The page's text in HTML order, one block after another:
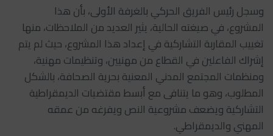
وسجل رئيس الفريق الحركي بالغرفة الأولى، بأن هذا
المشروع، في صيغته الحالية، يثير العديد من الملاحظات، منها
تغييب المقاربة التشاركية في إعداد هذا المشروع، حيث لم يتم
إشراك الفاعلين في القطاع من مهنيين، وتنظيمات مهنية،
ومنظمات المجتمع المدني المعنية بحرية الصحافة، بالشكل
المطلوب، وهو ما يتنافى مع أبسط مقتضيات الديمقراطية
التشاركية ويضعف مشروعية النص ويفرغه من عمقه
المهني والديمقراطي.